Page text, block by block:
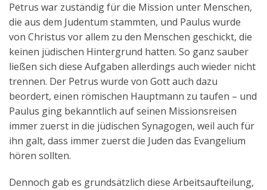
Petrus war zuständig für die Mission unter Menschen,
die aus dem Judentum stammten, und Paulus wurde
von Christus vor allem zu den Menschen geschickt, die
keinen jüdischen Hintergrund hatten. So ganz sauber
ließen sich diese Aufgaben allerdings auch wieder nicht
trennen. Der Petrus wurde von Gott auch dazu
beordert, einen römischen Hauptmann zu taufen – und
Paulus ging bekanntlich auf seinen Missionsreisen
immer zuerst in die jüdischen Synagogen, weil auch für
ihn galt, dass immer zuerst die Juden das Evangelium
hören sollten.
Dennoch gab es grundsätzlich diese Arbeitsaufteilung,